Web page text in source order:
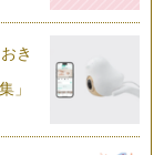
き
」